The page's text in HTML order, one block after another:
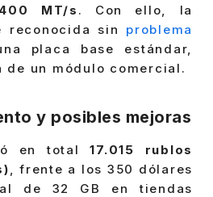
MT/s . Con ello, la
reconocida sin problema
placa base estándar,
de un módulo comercial.
y posibles mejoras
en total17.015 rublos
, frente a los 350 dólares
de 32 GB en tiendas